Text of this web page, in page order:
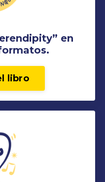
en
libro